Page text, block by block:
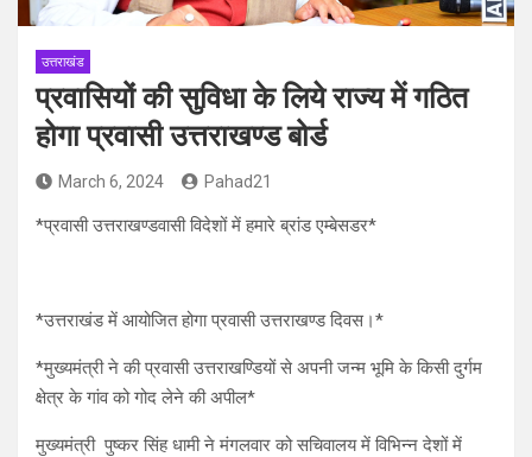
उत्तराखंड
प्रवासियों की सुविधा के लिये राज्य में गठित
होगा प्रवासी उत्तराखण्ड बोर्ड
March 6, 2024 Pahad21
*प्रवासी उत्तराखण्डवासी विदेशों में हमारे ब्रांड एम्बेसडर*
*उत्तराखंड में आयोजित होगा प्रवासी उत्तराखण्ड दिवस।*
*मुख्यमंत्री ने की प्रवासी उत्तराखण्डियों से अपनी जन्म भूमि के किसी दुर्गम
क्षेत्र के गांव को गोद लेने की अपील*
मुख्यमंत्री पुष्कर सिंह धामी ने मंगलवार को सचिवालय में विभिन्न देशों में